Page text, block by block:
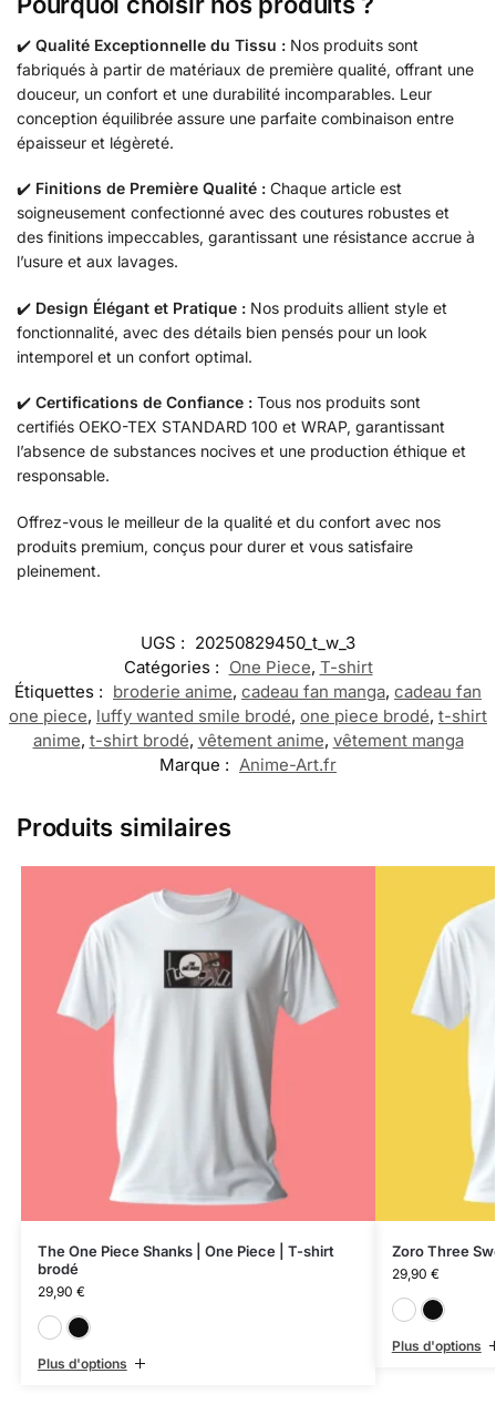
✔️ Qualité Exceptionnelle du Tissu : Nos produits sont
fabriqués à partir de matériaux de première qualité, offrant une
douceur, un confort et une durabilité incomparables. Leur
conception équilibrée assure une parfaite combinaison entre
épaisseur et légèreté.
✔️ Finitions de Première Qualité : Chaque article est
soigneusement confectionné avec des coutures robustes et
des finitions impeccables, garantissant une résistance accrue à
l’usure et aux lavages.
✔️ Design Élégant et Pratique : Nos produits allient style et
fonctionnalité, avec des détails bien pensés pour un look
intemporel et un confort optimal.
✔️ Certifications de Confiance : Tous nos produits sont
certifiés OEKO-TEX STANDARD 100 et WRAP, garantissant
l’absence de substances nocives et une production éthique et
responsable.
Offrez-vous le meilleur de la qualité et du confort avec nos
produits premium, conçus pour durer et vous satisfaire
pleinement.
UGS : 20250829450_t_w_3
Catégories : One Piece, T-shirt
Étiquettes : broderie anime, cadeau fan manga, cadeau fan
one piece, luffy wanted smile brodé, one piece brodé, t-shirt
anime, t-shirt brodé, vêtement anime, vêtement manga
Marque : Anime-Art.fr
Produits similaires
The One Piece Shanks | One Piece | T-shirt
brodé
29,90 €
Plus d'options
Zoro Three
29,90 €
Plus d'options